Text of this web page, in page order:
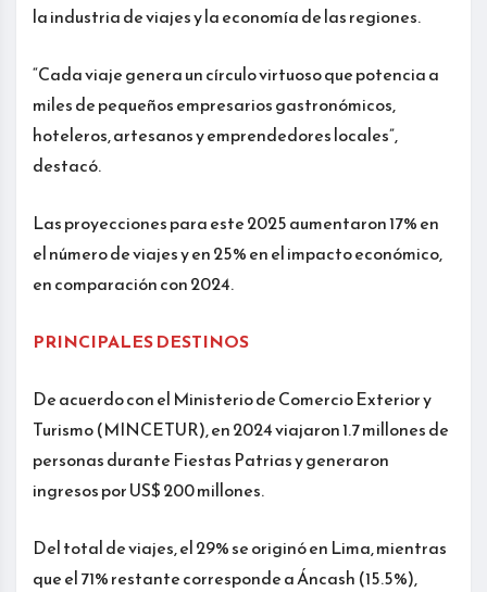
la industria de viajes y la economía de las regiones.
“Cada viaje genera un círculo virtuoso que potencia a
miles de pequeños empresarios gastronómicos,
hoteleros, artesanos y emprendedores locales”,
destacó.
Las proyecciones para este 2025 aumentaron 17% en
el número de viajes y en 25% en el impacto económico,
en comparación con 2024.
PRINCIPALES DESTINOS
De acuerdo con el Ministerio de Comercio Exterior y
Turismo (MINCETUR), en 2024 viajaron 1.7 millones de
personas durante Fiestas Patrias y generaron
ingresos por US$ 200 millones.
Del total de viajes, el 29% se originó en Lima, mientras
que el 71% restante corresponde a Áncash (15.5%),